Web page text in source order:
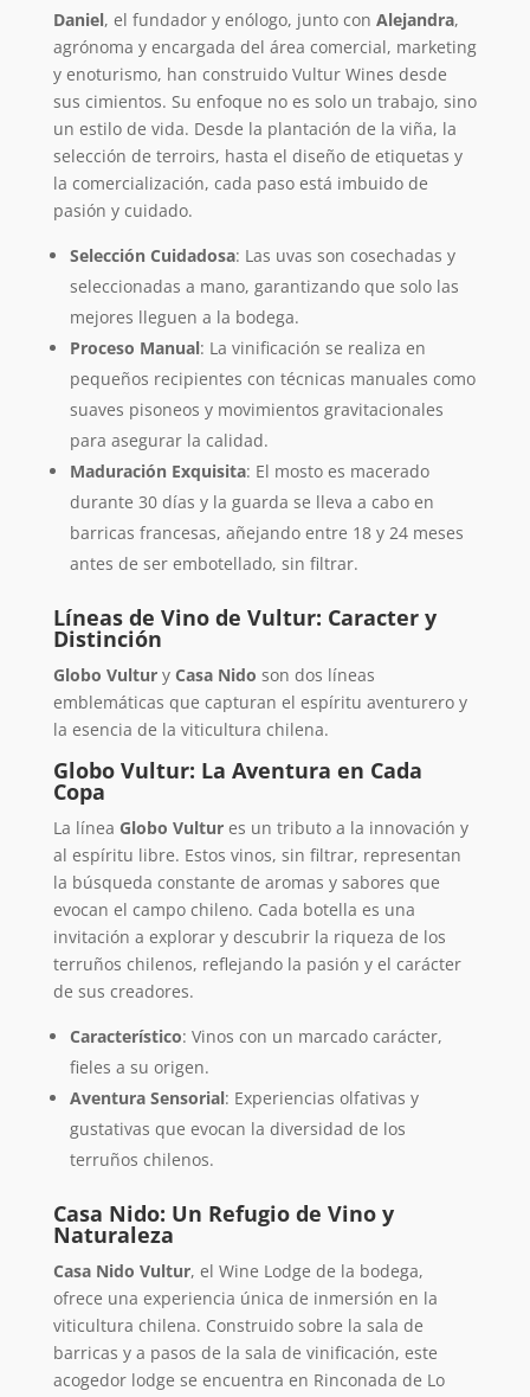
Daniel, el fundador y enólogo, junto con Alejandra,
agrónoma y encargada del área comercial, marketing
y enoturismo, han construido Vultur Wines desde
sus cimientos. Su enfoque no es solo un trabajo, sino
un estilo de vida. Desde la plantación de la viña, la
selección de terroirs, hasta el diseño de etiquetas y
la comercialización, cada paso está imbuido de
pasión y cuidado.
Selección Cuidadosa: Las uvas son cosechadas y
seleccionadas a mano, garantizando que solo las
mejores lleguen a la bodega.
Proceso Manual: La vinificación se realiza en
pequeños recipientes con técnicas manuales como
suaves pisoneos y movimientos gravitacionales
para asegurar la calidad.
Maduración Exquisita: El mosto es macerado
durante 30 días y la guarda se lleva a cabo en
barricas francesas, añejando entre 18 y 24 meses
antes de ser embotellado, sin filtrar.
Líneas de Vino de Vultur: Caracter y
Distinción
Globo Vultury Casa Nido son dos líneas
emblemáticas que capturan el espíritu aventurero y
la esencia de la viticultura chilena.
Globo Vultur: La Aventura en Cada
Copa
La línea Globo Vultures un tributo a la innovación y
al espíritu libre. Estos vinos, sin filtrar, representan
la búsqueda constante de aromas y sabores que
evocan el campo chileno. Cada botella es una
invitación a explorar y descubrir la riqueza de los
terruños chilenos, reflejando la pasión y el carácter
de sus creadores.
Característico: Vinos con un marcado carácter,
fieles a su origen.
Aventura Sensorial: Experiencias olfativas y
gustativas que evocan la diversidad de los
terruños chilenos.
Casa Nido: Un Refugio de Vino y
Naturaleza
Casa Nido Vultur, el Wine Lodge de la bodega,
ofrece una experiencia única de inmersión en la
viticultura chilena. Construido sobre la sala de
barricas y a pasos de la sala de vinificación, este
acogedor lodge se encuentra en Rinconada de Lo